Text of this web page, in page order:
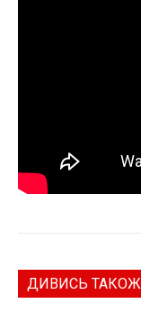
ДИВИСЬ ТАКОЖ